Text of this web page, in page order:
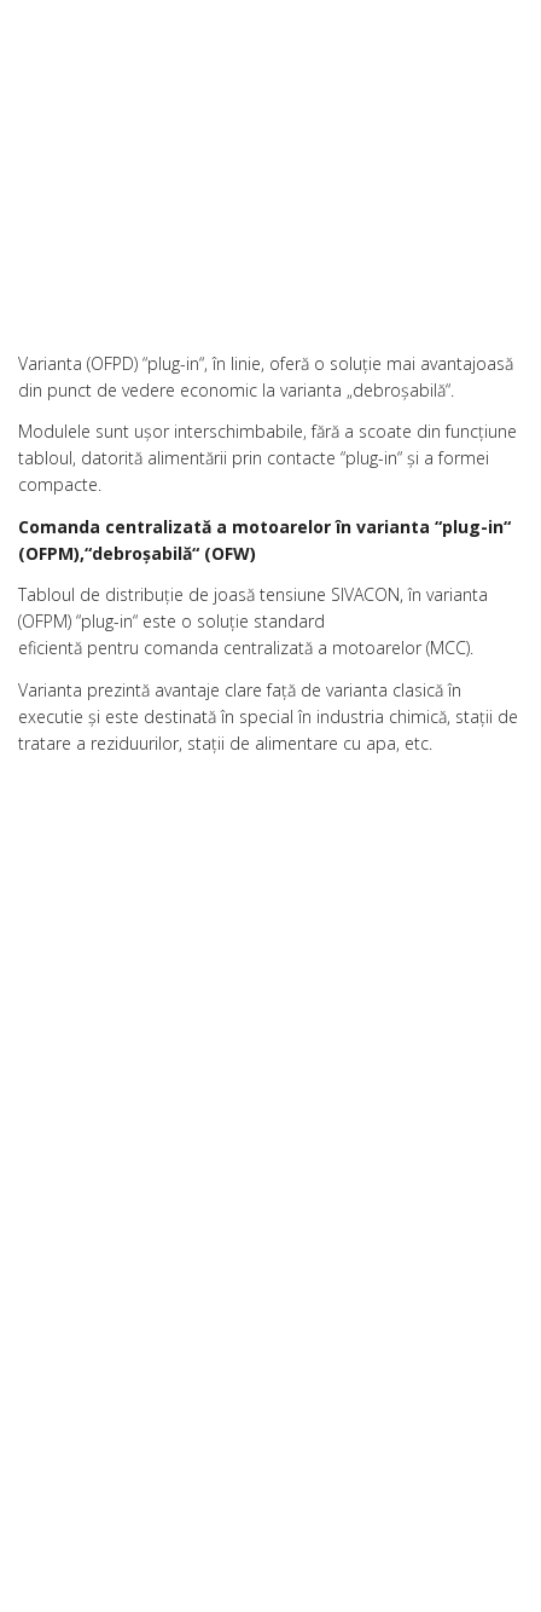
Varianta (OFPD) “plug-in“, în linie, oferă o soluţie mai avantajoasă
din punct de vedere economic la varianta „debroşabilă“.
Modulele sunt uşor interschimbabile, fără a scoate din funcţiune
tabloul, datorită alimentării prin contacte “plug-in“ şi a formei
compacte.
Comanda centralizată a motoarelor în varianta “plug-in“
(OFPM),“debroşabilă“ (OFW)
Tabloul de distribuţie de joasă tensiune SIVACON, în varianta
(OFPM) “plug-in“ este o soluţie standard
eficientă pentru comanda centralizată a motoarelor (MCC).
Varianta prezintă avantaje clare faţă de varianta clasică în
executie şi este destinată în special în industria chimică, staţii de
tratare a reziduurilor, staţii de alimentare cu apa, etc.